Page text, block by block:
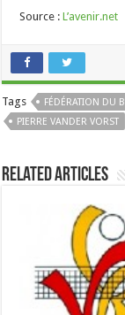
Source :L’avenir.net
Tags FÉDÉRATION DU
PIERRE VANDER VORST
Related Articles